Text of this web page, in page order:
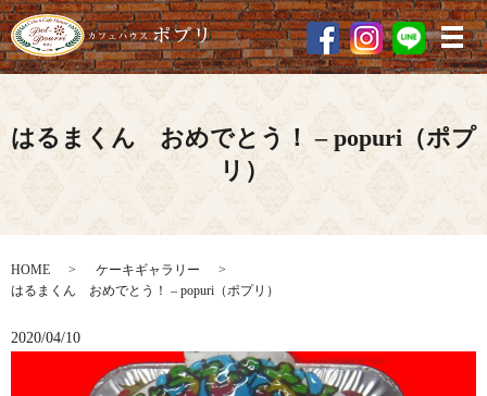
メ
はるまくん おめでとう！ – popuri（ポプ
リ）
HOME
ケーキギャラリー
はるまくん おめでとう！ – popuri（ポプリ）
2020/04/10